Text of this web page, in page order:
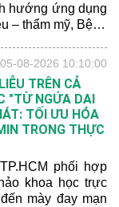
hướng ứng dụng
– thẩm mỹ, Bệnh
HÓA VÀ TÁI
05-08-2026 10:10:00
TRÊN CẢ
"TỪ NGỨA DAI
TỐI ƯU HÓA
TRONG THỰC
phối hợp
khoa học trực
mày đay mạn